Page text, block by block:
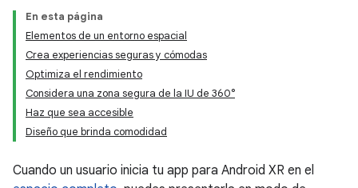
En esta página
Elementos de un entorno espacial
Crea experiencias seguras y cómodas
Optimiza el rendimiento
Considera una zona segura de la IU de 360°
Haz que sea accesible
Diseño que brinda comodidad
Cuando un usuario inicia tu app para Android XR en el